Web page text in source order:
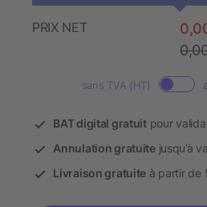
PRIX NET
sans TVA (HT)
BAT digital gratuitpour
Annulation gratuitejusqu’à
Livraison gratuite à partir de